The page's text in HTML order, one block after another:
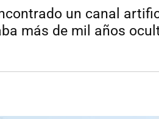
un canal
más de mil años